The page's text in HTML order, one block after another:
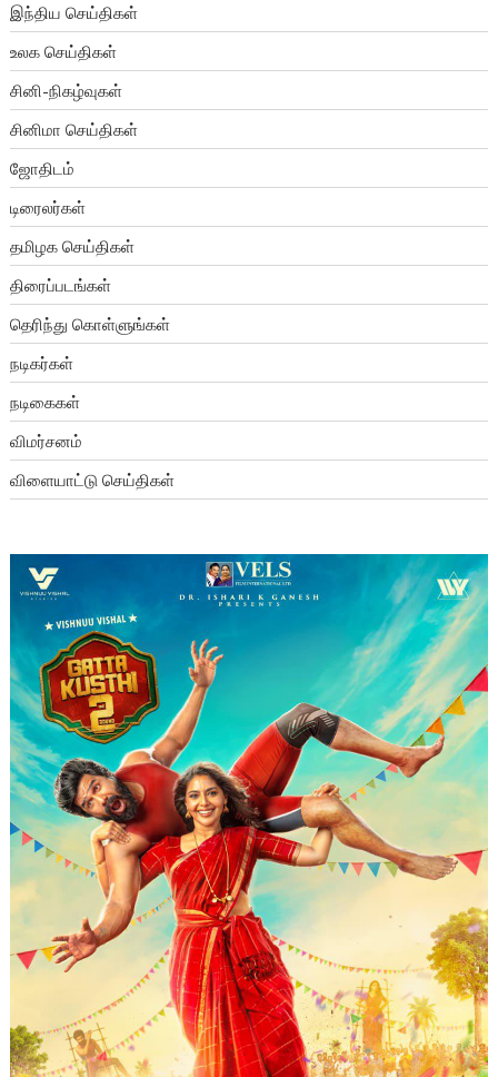
இந்திய செய்திகள்
உலக செய்திகள்
சினி-நிகழ்வுகள்
சினிமா செய்திகள்
ஜோதிடம்
டிரைலர்கள்
தமிழக செய்திகள்
திரைப்படங்கள்
தெரிந்து கொள்ளுங்கள்
நடிகர்கள்
நடிகைகள்
விமர்சனம்
விளையாட்டு செய்திகள்